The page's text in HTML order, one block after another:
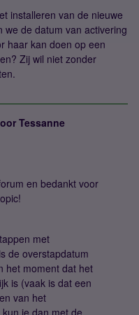
installeren van de nieuwe
we de datum van activering
haar kan doen op een
Zij wil niet zonder
Tessanne
en bedankt voor
met
de overstapdatum
het moment dat het
is (vaak is dat een
van het
je dan met de